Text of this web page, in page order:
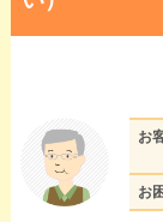
お
お